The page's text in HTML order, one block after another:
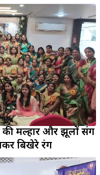
की मल्हार और झूलों संग
बिखेरे रंग